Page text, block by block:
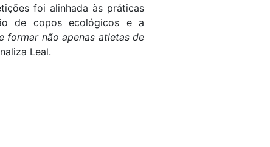
foi alinhada às práticas
de copos ecológicos e a
formar não apenas atletas de
Leal.